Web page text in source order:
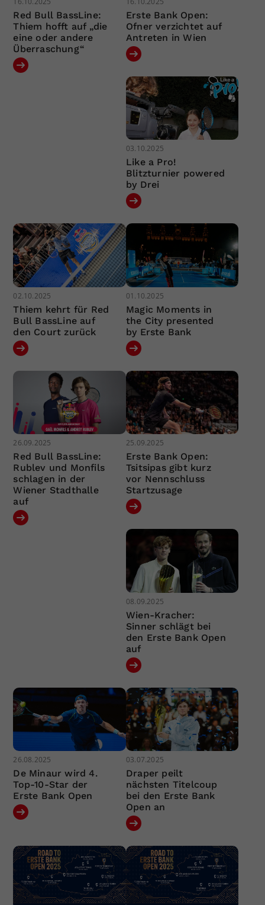
Red Bull BassLine:
Thiem hofft auf „die
eine oder andere
Überraschung“
Erste Bank Open:
Ofner verzichtet auf
Antreten in Wien
03.10.2025
Like a Pro!
Blitzturnier powered
by Drei
02.10.2025
Thiem kehrt für Red
Bull BassLine auf
den Court zurück
01.10.2025
Magic Moments in
the City presented
by Erste Bank
26.09.2025
Red Bull BassLine:
Rublev und Monfils
schlagen in der
Wiener Stadthalle
auf
25.09.2025
Erste Bank Open:
Tsitsipas gibt kurz
vor Nennschluss
Startzusage
08.09.2025
Wien-Kracher:
Sinner schlägt bei
den Erste Bank Open
auf
26.08.2025
De Minaur wird 4.
Top-10-Star der
Erste Bank Open
03.07.2025
Draper peilt
nächsten Titelcoup
bei den Erste Bank
Open an